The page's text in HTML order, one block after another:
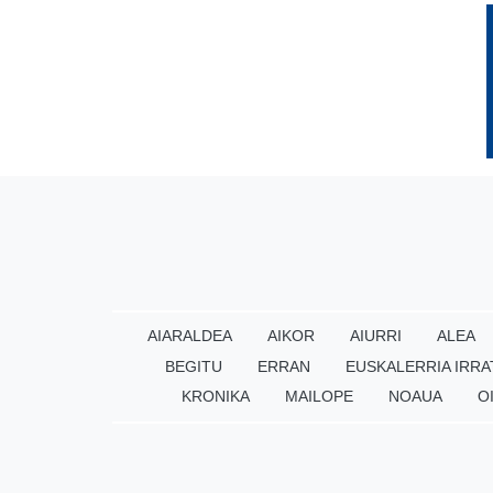
AIARALDEA AIKOR AIURRI ALEA
BEGITU
ERRAN EUSKALERRIA
KRONIKA
MAILOPE NOAUA